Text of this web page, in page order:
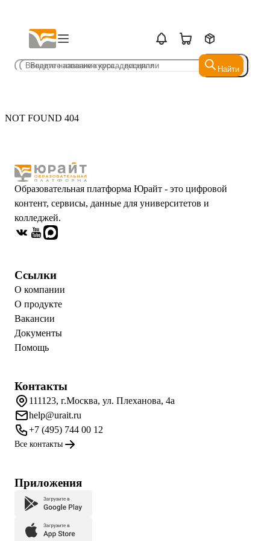
Найти
Найти
NOT FOUND 404
Образовательная платформа Юрайт - это цифровой
контент, сервисы, данные для университетов и
колледжей.
Ссылки
О компании
О продукте
Вакансии
Документы
Помощь
Контакты
111123, г.Москва, ул. Плеханова, 4а
help@urait.ru
+7 (495) 744 00 12
Все контакты
Приложения